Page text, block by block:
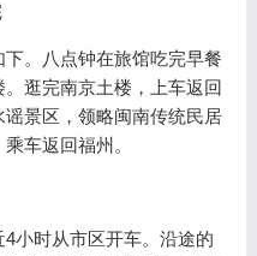
。八点钟在旅馆吃完早餐
逛完南京土楼，上车返回
景区，领略闽南传统民居
车返回福州。
小时从市区开车。沿途的